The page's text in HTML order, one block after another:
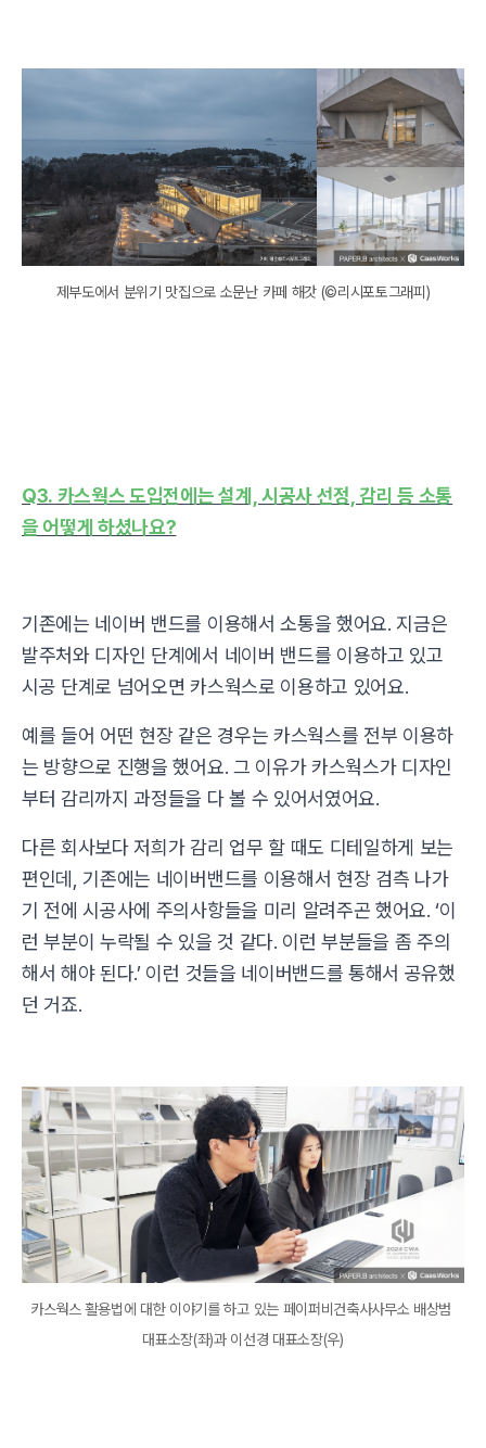
제부도에서 분위기 맛집으로 소문난 카페 해갓 (©리시포토그래피)
Q3. 카스웍스 도입전에는 설계, 시공사 선정, 감리 등 소통
을 어떻게 하셨나요?
기존에는 네이버 밴드를 이용해서 소통을 했어요. 지금은
발주처와 디자인 단계에서 네이버 밴드를 이용하고 있고
시공 단계로 넘어오면 카스웍스로 이용하고 있어요.
예를 들어 어떤 현장 같은 경우는 카스웍스를 전부 이용하
는 방향으로 진행을 했어요. 그 이유가 카스웍스가 디자인
부터 감리까지 과정들을 다 볼 수 있어서였어요.
다른 회사보다 저희가 감리 업무 할 때도 디테일하게 보는
편인데, 기존에는 네이버밴드를 이용해서 현장 검측 나가
기 전에 시공사에 주의사항들을 미리 알려주곤 했어요. ‘이
런 부분이 누락될 수 있을 것 같다. 이런 부분들을 좀 주의
해서 해야 된다.’ 이런 것들을 네이버밴드를 통해서 공유했
던 거죠.
카스웍스 활용법에 대한 이야기를 하고 있는 페이퍼비건축사사무소 배상범
대표소장(좌)과 이선경 대표소장(우)